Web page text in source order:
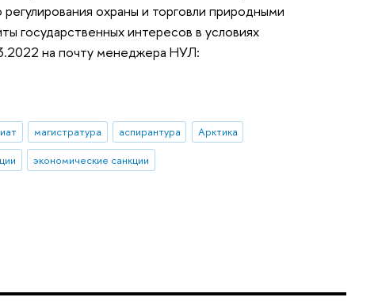
охраны и торговли природными
государственных интересов в условиях
на почту менеджера НУЛ:
магистратура аспирантура
Арктика
экономические санкции